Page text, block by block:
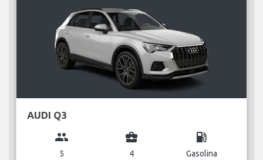
AUDI Q3
group
5
business_center
4
local_gas_station
Gasolina